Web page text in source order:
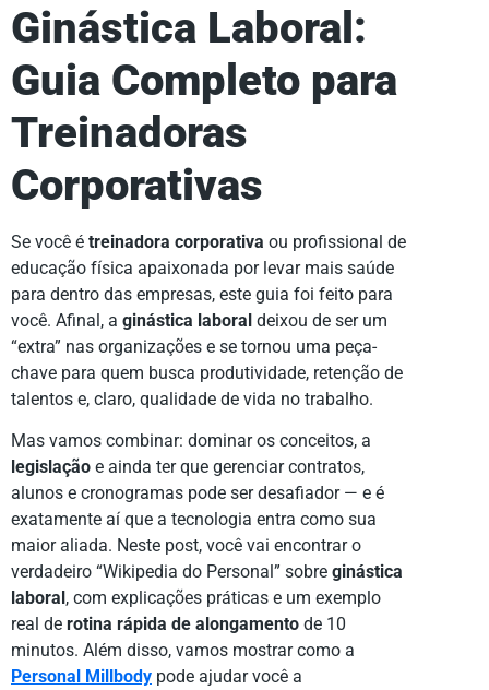
Ginástica Laboral:
Guia Completo para
Treinadoras
Corporativas
Se você é treinadora corporativa ou profissional de
educação física apaixonada por levar mais saúde
para dentro das empresas, este guia foi feito para
você. Afinal, a ginástica laboral deixou de ser um
“extra” nas organizações e se tornou uma peça-
chave para quem busca produtividade, retenção de
talentos e, claro, qualidade de vida no trabalho.
Mas vamos combinar: dominar os conceitos, a
legislação e ainda ter que gerenciar contratos,
alunos e cronogramas pode ser desafiador — e é
exatamente aí que a tecnologia entra como sua
maior aliada. Neste post, você vai encontrar o
verdadeiro “Wikipedia do Personal” sobre ginástica
laboral, com explicações práticas e um exemplo
real de rotina rápida de alongamento de 10
minutos. Além disso, vamos mostrar como a
Personal Millbody pode ajudar você a